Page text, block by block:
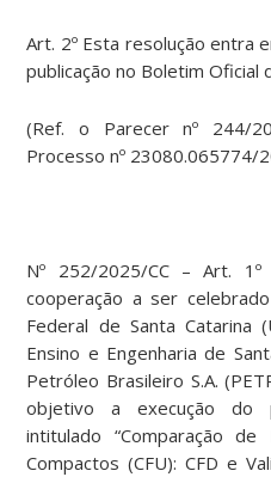
Art. 2º Esta resolução entra
publicação no Boletim Oficial
(Ref. o Parecer nº 244/
Processo nº 23080.065774/
Nº 252/2025/CC – Art.
cooperação a ser
Federal de Santa Catarina
Ensino e Engenharia de
Petróleo Brasileiro S.A.
objetivo a execução do
intitulado “Comparação
Compactos (CFU): CFD e